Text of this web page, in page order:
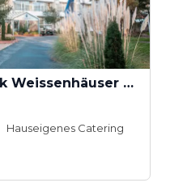
Ferien- und Freizeitpark Weissenhäuser Strand
Hauseigenes Catering